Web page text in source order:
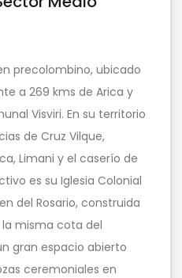
precolombino, ubicado
a 269 kms de Arica y
Visviri. En su territorio
de Cruz Vilque,
Limani y el caserío de
es su Iglesia Colonial
del Rosario, construida
misma cota del
gran espacio abierto
ceremoniales en